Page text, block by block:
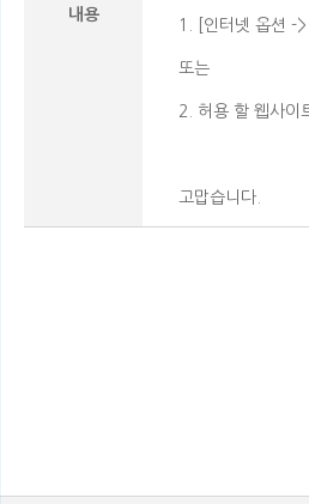
내용
1. [인터넷 옵션 -
또는
2. 허용 할 웹사이
고맙습니다.